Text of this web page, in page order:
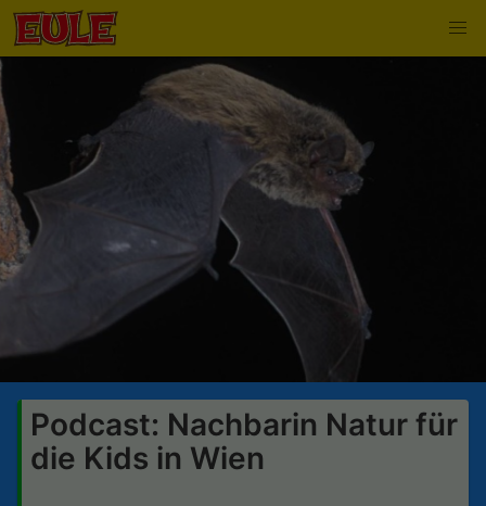
Podcast: Nachbarin Natur für
die Kids in Wien